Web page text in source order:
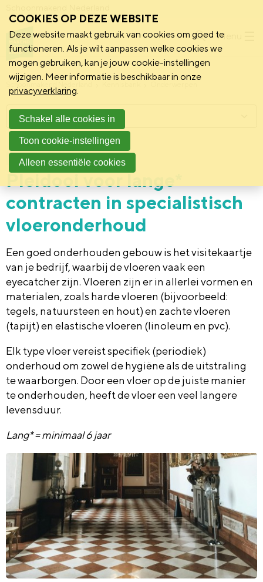
Menu
Schoonmakend Nederland
Praktijk 22 januari 2025
Pleidooi voor lange*
contracten in specialistisch
vloeronderhoud
Een goed onderhouden gebouw is het visitekaartje
van je bedrijf, waarbij de vloeren vaak een
eyecatcher zijn. Vloeren zijn er in allerlei vormen en
materialen, zoals harde vloeren (bijvoorbeeld:
tegels, natuursteen en hout) en zachte vloeren
(tapijt) en elastische vloeren (linoleum en pvc).
Elk type vloer vereist specifiek (periodiek)
onderhoud om zowel de hygiëne als de uitstraling
te waarborgen. Door een vloer op de juiste manier
te onderhouden, heeft de vloer een veel langere
levensduur.
Lang* = minimaal 6 jaar
Menu
COOKIES OP DEZE WEBSITE
Deze website maakt gebruik van cookies om goed te
functioneren. Als je wilt aanpassen welke cookies we
mogen gebruiken, kan je jouw cookie-instellingen
wijzigen. Meer informatie is beschikbaar in onze
privacyverklaring.
Schakel alle cookies in
Toon cookie-instellingen
Alleen essentiële cookies